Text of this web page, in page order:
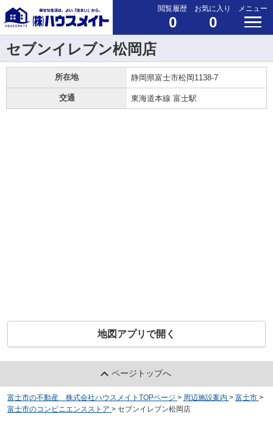
閲覧履歴
0
お気に入り
0
メニュー
セブンイレブン松岡店
所在地 静岡県富士市松岡1138-7
交通 東海道本線 富士駅
地図アプリで開く
ページトップへ
富士市の不動産 株式会社ハウスメイトTOPページ > 周辺施設案内 > 富士市 >
富士市のコンビニエンスストア > セブンイレブン松岡店